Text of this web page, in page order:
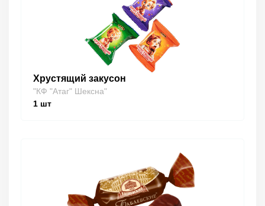
Хрустящий закусон
"КФ "Атаг" Шексна"
1 шт